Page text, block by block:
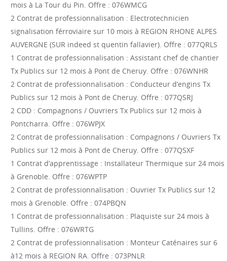
mois à La Tour du Pin. Offre : 076WMCG
2 Contrat de professionnalisation : Electrotechnicien
signalisation férroviaire sur 10 mois à REGION RHONE ALPES
AUVERGNE (SUR indeed st quentin fallavier). Offre : 077QRLS
1 Contrat de professionnalisation : Assistant chef de chantier
Tx Publics sur 12 mois à Pont de Cheruy. Offre : 076WNHR
2 Contrat de professionnalisation : Conducteur d’engins Tx
Publics sur 12 mois à Pont de Cheruy. Offre : 077QSRJ
2 CDD : Compagnons / Ouvriers Tx Publics sur 12 mois à
Pontcharra. Offre : 076WPJX
2 Contrat de professionnalisation : Compagnons / Ouvriers Tx
Publics sur 12 mois à Pont de Cheruy. Offre : 077QSXF
1 Contrat d’apprentissage : Installateur Thermique sur 24 mois
à Grenoble. Offre : 076WPTP
2 Contrat de professionnalisation : Ouvrier Tx Publics sur 12
mois à Grenoble. Offre : 074PBQN
1 Contrat de professionnalisation : Plaquiste sur 24 mois à
Tullins. Offre : 076WRTG
2 Contrat de professionnalisation : Monteur Caténaires sur 6
à12 mois à REGION RA. Offre : 073PNLR